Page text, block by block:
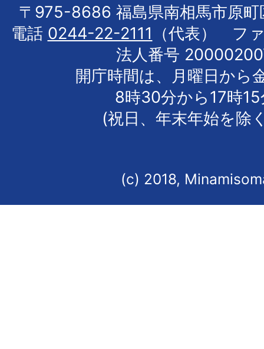
〒975-8686 福島県南相馬市原町
電話 0244-22-2111
（代表） フ
法人番号
開庁時間は、月曜日から
8時30分から17時
(祝日、年末年始を除
(c) 2018,